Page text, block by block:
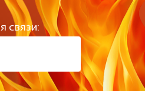
связи: